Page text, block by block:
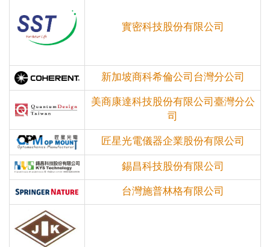
實密科技股份有限公司
新加坡商科希倫公司台灣分公司
美商康達科技股份有限公司臺灣分公
司
匠星光電儀器企業股份有限公司
錫昌科技股份有限公司
台灣施普林格有限公司